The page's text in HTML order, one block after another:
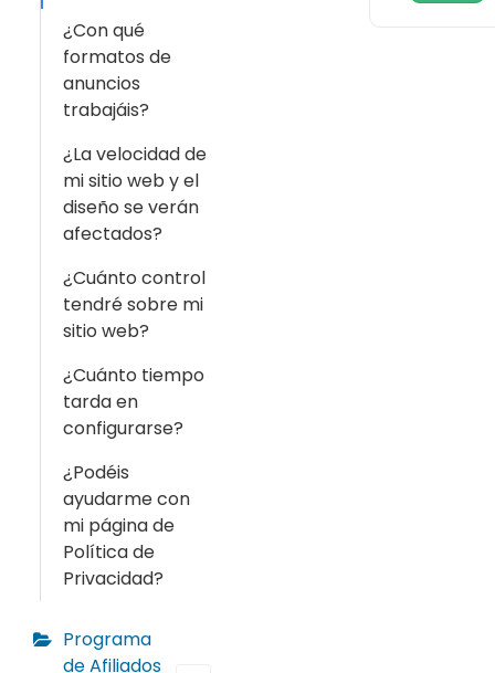
¿Con qué
formatos de
anuncios
trabajáis?
¿La velocidad de
mi sitio web y el
diseño se verán
afectados?
¿Cuánto control
tendré sobre mi
sitio web?
¿Cuánto tiempo
tarda en
configurarse?
¿Podéis
ayudarme con
mi página de
Política de
Privacidad?
Programa
de Afiliados